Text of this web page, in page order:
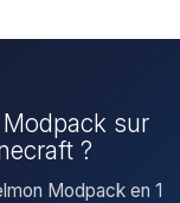
sur
?
Modpack en 1